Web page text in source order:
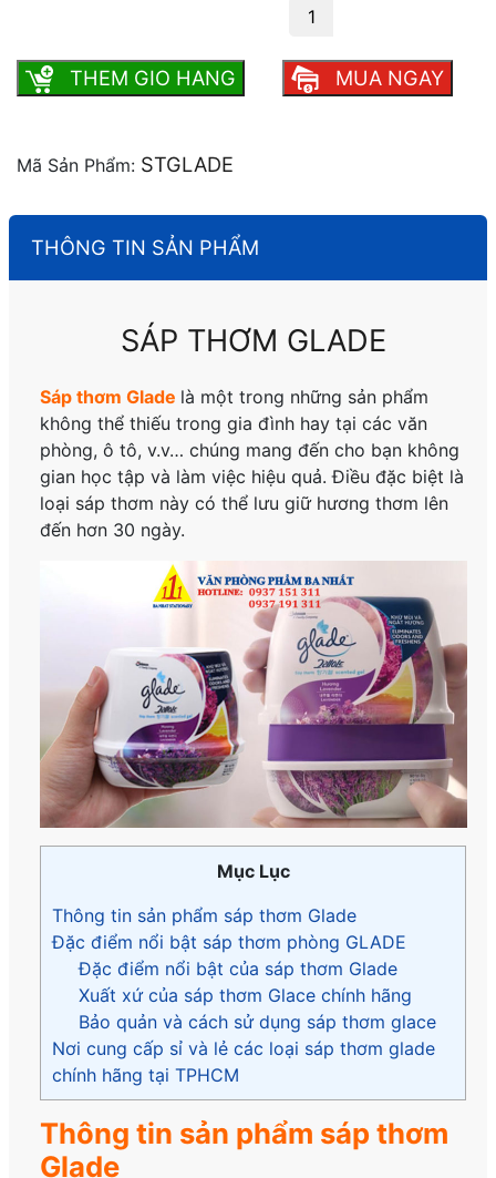
THEM GIO HANG MUA NGAY
Mã Sản Phẩm: STGLADE
THÔNG TIN SẢN PHẨM
SÁP THƠM GLADE
Sáp thơm Glade là một trong những sản phẩm
không thể thiếu trong gia đình hay tại các văn
phòng, ô tô, v.v… chúng mang đến cho bạn không
gian học tập và làm việc hiệu quả. Điều đặc biệt là
loại sáp thơm này có thể lưu giữ hương thơm lên
đến hơn 30 ngày.
Mục Lục
Thông tin sản phẩm sáp thơm Glade
Đặc điểm nổi bật sáp thơm phòng GLADE
Đặc điểm nổi bật của sáp thơm Glade
Xuất xứ của sáp thơm Glace chính hãng
Bảo quản và cách sử dụng sáp thơm glace
Nơi cung cấp sỉ và lẻ các loại sáp thơm glade
chính hãng tại TPHCM
Thông tin sản phẩm sáp thơm
Glade